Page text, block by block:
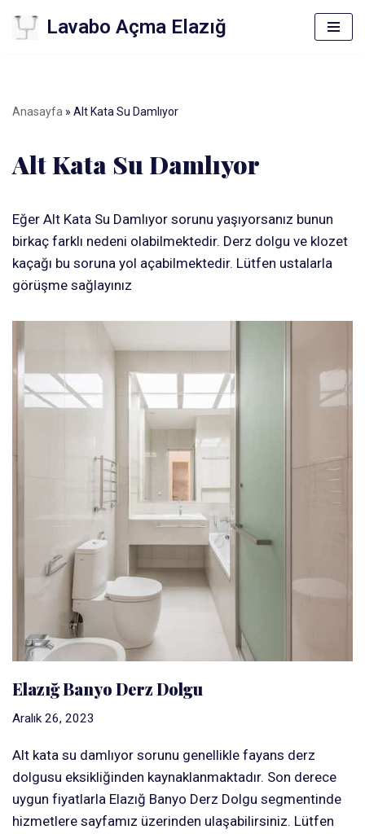
İçeriğe
Lavabo Açma Elazığ
Anasayfa » Alt Kata Su Damlıyor
Alt Kata Su Damlıyor
Eğer Alt Kata Su Damlıyor sorunu yaşıyorsanız bunun
birkaç farklı nedeni olabilmektedir. Derz dolgu ve klozet
kaçağı bu soruna yol açabilmektedir. Lütfen ustalarla
görüşme sağlayınız
Elazığ Banyo Derz Dolgu
Aralık 26, 2023
Alt kata su damlıyor sorunu genellikle fayans derz
dolgusu eksikliğinden kaynaklanmaktadır. Son derece
uygun fiyatlarla Elazığ Banyo Derz Dolgu segmentinde
hizmetlere sayfamız üzerinden ulaşabilirsiniz. Lütfen